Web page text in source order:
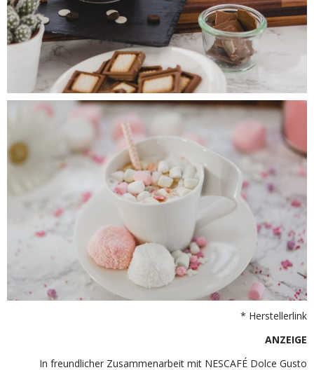
* Herstellerlink
ANZEIGE
In freundlicher Zusammenarbeit mit NESCAFÉ Dolce Gusto